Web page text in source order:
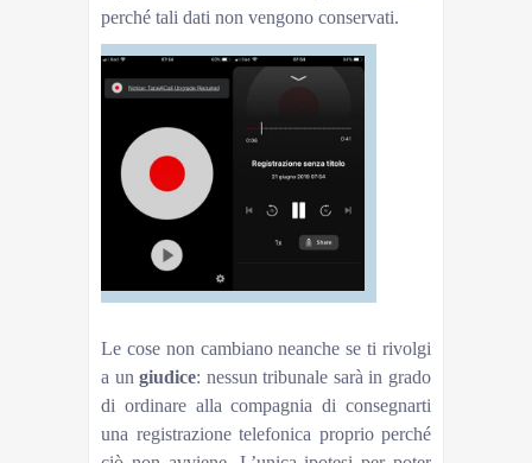
perché tali dati non vengono conservati.
Le cose non cambiano neanche se ti rivolgi
a ungiudice: nessun tribunale sarà in grado
di ordinare alla compagnia di consegnarti
una registrazione telefonica proprio perché